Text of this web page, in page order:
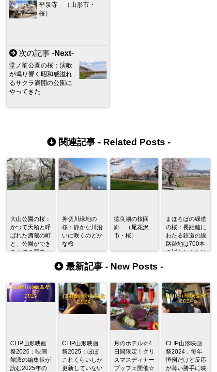
平泉寺 （山形市・
桜）
次の記事 -Next-
堂ノ前公園の桜：演歌
が鳴り響く昭和感溢れ
るサクラ満開の公園に
やってきた
関連記事 - Related Posts -
大山公園の桜：
かつて天領と呼
ばれた酒蔵の町
と、公園ができ
るまでの歴史。
押切川緑地の
桜：静かな川沿
いに咲くのどか
な桜
徳良湖の桜回
廊 （尾花沢
市・桜）
まほろばの緑道
の桜：長距離に
わたる鉄道の線
路跡地は700本
の桜トンネルに
最新記事 - New Posts -
CLIP山形映画
祭2026：映画
館派の編集長が
読む2025年の
CLIP山形映画
祭2025：ほぼ
これくらいしか
更新していない
月のホテル☆4
日間限定！クリ
スマスディナー
ブッフェ開催☆
CLIP山形映画
祭2024：毎年
恒例だけど反応
が薄い勝手に映